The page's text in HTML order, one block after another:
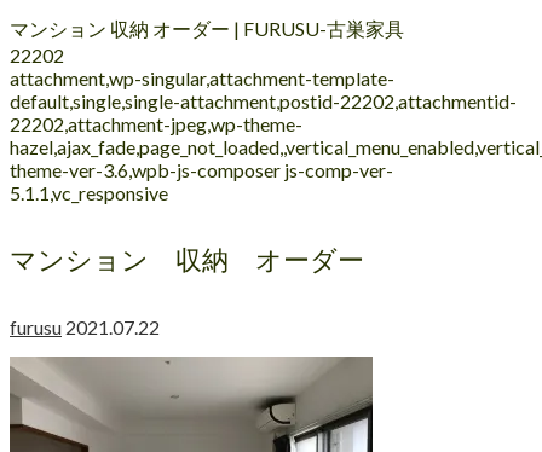
マンション 収納 オーダー | FURUSU-古巣家具
22202
attachment,wp-singular,attachment-template-
default,single,single-attachment,postid-22202,attachmentid-
22202,attachment-jpeg,wp-theme-
theme-ver-3.6,wpb-js-composer js-comp-ver-
5.1.1,vc_responsive
マンション 収納 オーダー
furusu 2021.07.22